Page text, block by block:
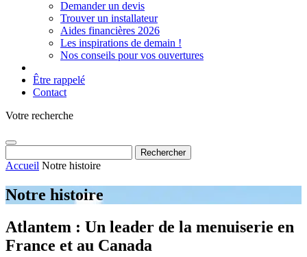
Demander un devis
Trouver un installateur
Aides financières 2026
Les inspirations de demain !
Nos conseils pour vos ouvertures
Être rappelé
Contact
Votre recherche
Accueil Notre histoire
Notre histoire
Atlantem : Un leader de la menuiserie en
France et au Canada